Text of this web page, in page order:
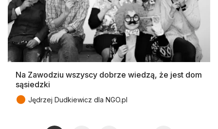
Na Zawodziu wszyscy dobrze wiedzą, że jest dom
sąsiedzki
● Jędrzej Dudkiewicz dla NGO.pl